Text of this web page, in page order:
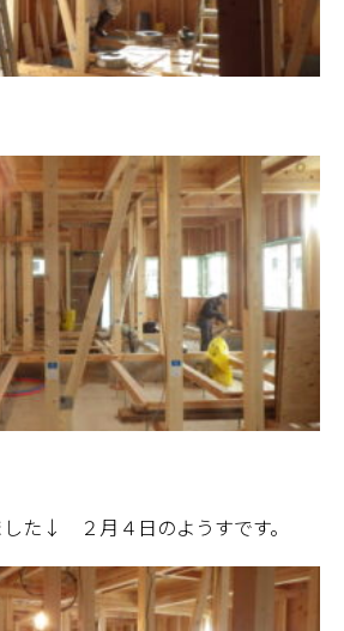
た↓ ２月４日のようすです。